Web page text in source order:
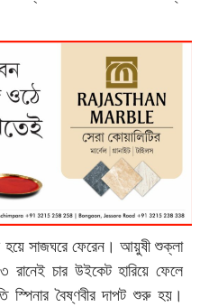
সাজঘরে ফেরেন। আয়ুষী শুক্লা
চার উইকেট হারিয়ে ফেলে
স্পিনার বৈষ্ণবীর দাপট শুরু হয়।